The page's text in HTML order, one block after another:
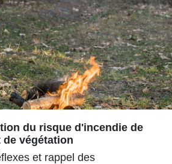
du risque d'incendie de
de végétation
et rappel des